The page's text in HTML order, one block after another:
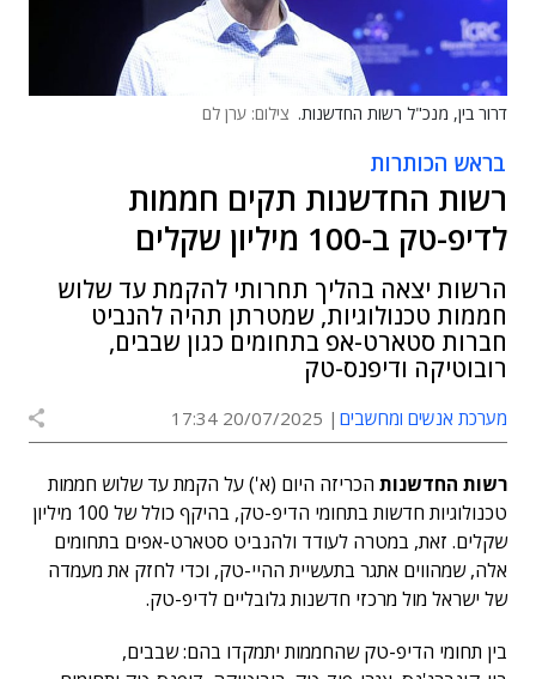
דרור בין, מנכ"ל רשות החדשנות. צילום: ערן לם
בראש הכותרות
רשות החדשנות תקים חממות
לדיפ-טק ב-100 מיליון שקלים
הרשות יצאה בהליך תחרותי להקמת עד שלוש
חממות טכנולוגיות, שמטרתן תהיה להנביט
חברות סטארט-אפ בתחומים כגון שבבים,
רובוטיקה ודיפנס-טק
מערכת אנשים ומחשבים 20/07/2025 17:34
רשות החדשנות הכריזה היום (א') על הקמת עד שלוש חממות
טכנולוגיות חדשות בתחומי הדיפ-טק, בהיקף כולל של 100 מיליון
שקלים. זאת, במטרה לעודד ולהנביט סטארט-אפים בתחומים
אלה, שמהווים אתגר בתעשיית ההיי-טק, וכדי לחזק את מעמדה
של ישראל מול מרכזי חדשנות גלובליים לדיפ-טק.
בין תחומי הדיפ-טק שהחממות יתמקדו בהם: שבבים,